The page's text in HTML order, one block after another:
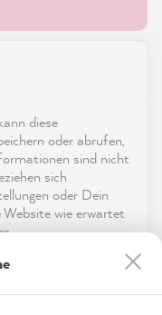
diese
oder abrufen,
sind nicht
sich
oder Dein
wie erwartet
analysieren sowie